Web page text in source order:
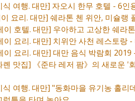
식 여행. 대만] 자오시 한무 호텔 - 6인
요리. 대만] 쉐라톤 첸 위안, 미슐랭
이 호텔. 대만] 우아하고 고상한 쉐라
이 요리. 대만] 치위안 사천 레스토랑
이 요리. 대만] 대만 음식 박람회
롄 맛집] 《준타 레저 팜》의 새로운 '
식 여행. 대만] "동화마을 유기농 홀리